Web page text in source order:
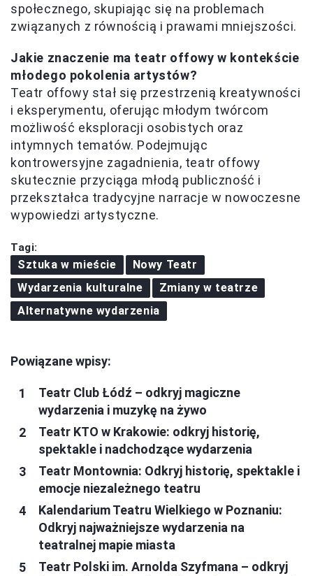
społecznego, skupiając się na problemach
związanych z równością i prawami mniejszości.
Jakie znaczenie ma teatr offowy w kontekście
młodego pokolenia artystów?
Teatr offowy stał się przestrzenią kreatywności
i eksperymentu, oferując młodym twórcom
możliwość eksploracji osobistych oraz
intymnych tematów. Podejmując
kontrowersyjne zagadnienia, teatr offowy
skutecznie przyciąga młodą publiczność i
przekształca tradycyjne narracje w nowoczesne
wypowiedzi artystyczne.
Tagi:
Sztuka w mieście
Nowy Teatr
Wydarzenia kulturalne
Zmiany w teatrze
Alternatywne wydarzenia
Powiązane wpisy:
Teatr Club Łódź – odkryj magiczne
wydarzenia i muzykę na żywo
Teatr KTO w Krakowie: odkryj historię,
spektakle i nadchodzące wydarzenia
Teatr Montownia: Odkryj historię, spektakle i
emocje niezależnego teatru
Kalendarium Teatru Wielkiego w Poznaniu:
Odkryj najważniejsze wydarzenia na
teatralnej mapie miasta
Teatr Polski im. Arnolda Szyfmana – odkryj